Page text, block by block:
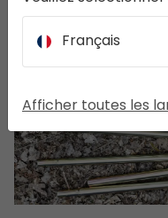
Français
Afficher toutes les